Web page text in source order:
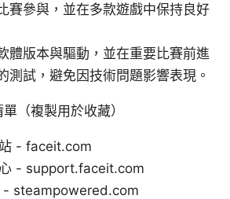
賽參與，並在多款遊戲中保持良好
體版本與驅動，並在重要比賽前進
測試，避免因技術問題影響表現。
（複製用於收藏）
- faceit.com
- support.faceit.com
- steampowered.com